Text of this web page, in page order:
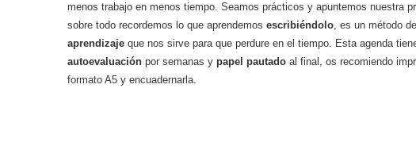
menos trabajo en menos tiempo. Seamos prácticos y apuntemos nuestra
sobre todo recordemos lo que aprendemosescribiéndolo, es un método
aprendizaje que nos sirve para que perdure en el tiempo. Esta agenda
autoevaluación por semanas ypapel pautado al final, os recomiendo
formato A5 y encuadernarla.